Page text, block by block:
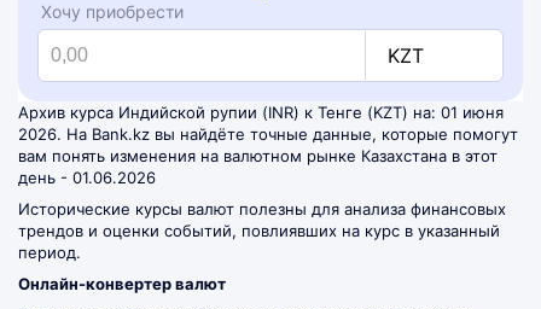
Хочу приобрести
KZT
Архив курса Индийской рупии (INR) к Тенге (KZT) на: 01 июня
2026. На Bank.kz вы найдёте точные данные, которые помогут
вам понять изменения на валютном рынке Казахстана в этот
день - 01.06.2026
Исторические курсы валют полезны для анализа финансовых
трендов и оценки событий, повлиявших на курс в указанный
период.
Онлайн-конвертер валют